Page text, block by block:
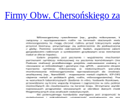
Firmy Obw. Chersońskiego